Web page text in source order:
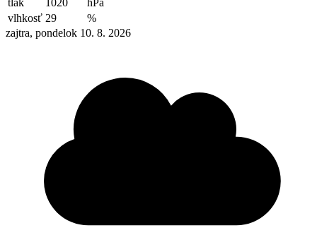
tlak 1020
hPa
vlhkosť 29
%
zajtra, pondelok 10. 8. 2026